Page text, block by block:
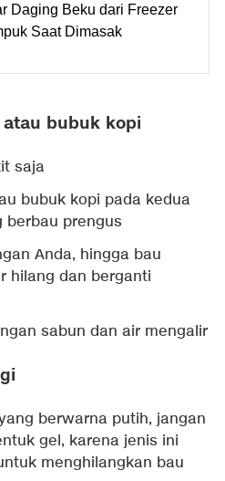
Daging Beku dari Freezer
Saat Dimasak
bubuk kopi
saja
bubuk kopi pada kedua
berbau prengus
Anda, hingga bau
hilang dan berganti
sabun dan air mengalir
berwarna putih, jangan
gel, karena jenis ini
menghilangkan bau